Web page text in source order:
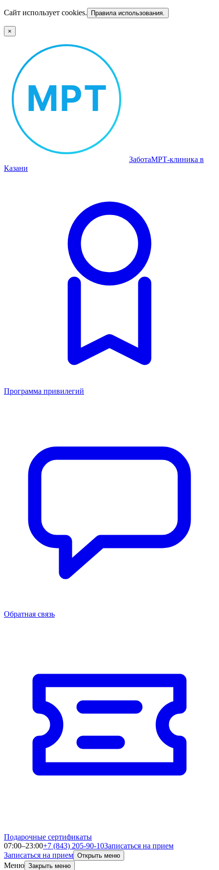
Сайт использует cookies. Правила использования.
×
ЗаботаМРТ‑клиника в
Казани
Программа привилегий
Обратная связь
Подарочные сертификаты
07:00–23:00+7 (843) 205-90-10Записаться на прием
Записаться на прием Открыть меню
Меню Закрыть меню